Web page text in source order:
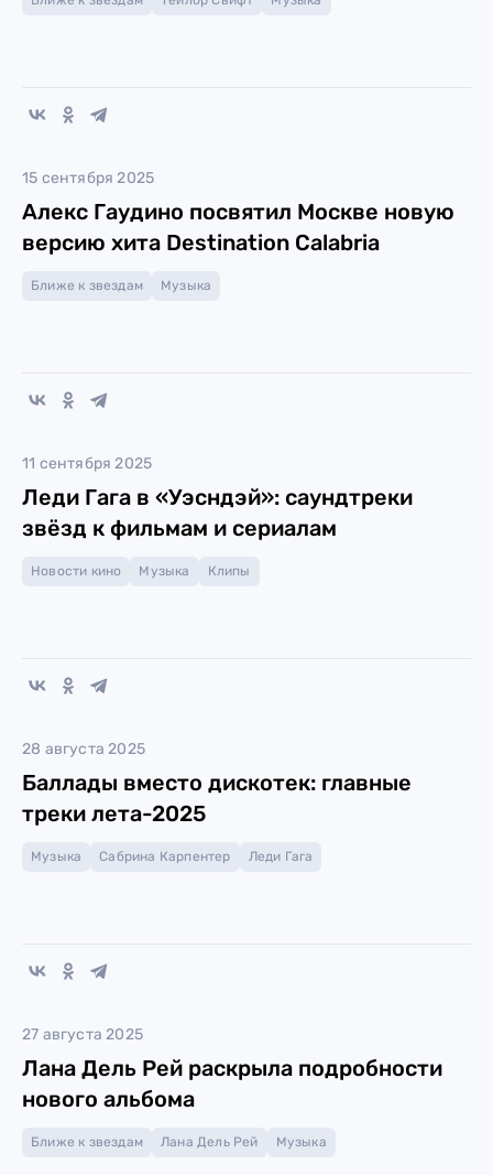
15 сентября 2025
Алекс Гаудино посвятил Москве новую
версию хита Destination Calabria
Ближе к звездам Музыка
11 сентября 2025
Леди Гага в «Уэсндэй»: саундтреки
звёзд к фильмам и сериалам
Новости кино Музыка Клипы
28 августа 2025
Баллады вместо дискотек: главные
треки лета-2025
Музыка Сабрина Карпентер Леди Гага
27 августа 2025
Лана Дель Рей раскрыла подробности
нового альбома
Ближе к звездам Лана Дель Рей Музыка